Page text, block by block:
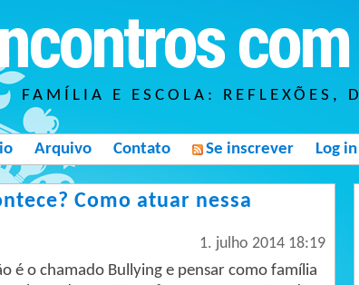
FAMÍLIA E ESCOLA: REFLEXÕES,
Arquivo Contato Se inscrever Log in
Como atuar nessa
1. julho 2014 18:19
é o chamado Bullying e pensar como família